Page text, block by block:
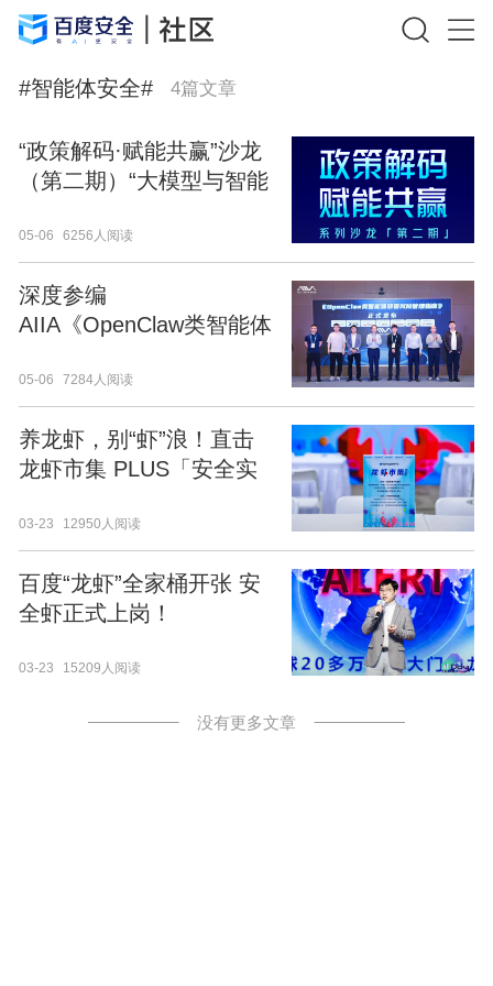
#智能体安全# 4篇文章
“政策解码·赋能共赢”沙龙
（第二期）“大模型与智能
18期成功举办
05-06 6256人阅读
深度参编
AIIA《OpenClaw类智能体
安全引领智能体安全新范
式
05-06 7284人阅读
养龙虾，别“虾”浪！直击
龙虾市集 PLUS「安全实
03-23 12950人阅读
百度“龙虾”全家桶开张 安
全虾正式上岗！
03-23 15209人阅读
没有更多文章